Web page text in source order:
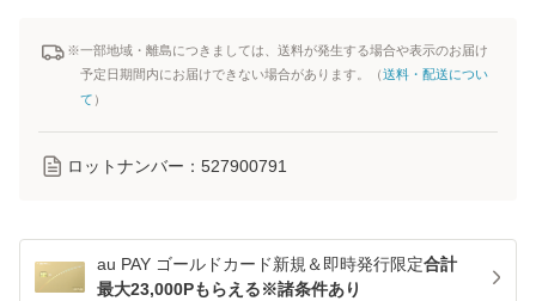
※一部地域・離島につきましては、送料が発生する場合や表示のお届け
予定日期間内にお届けできない場合があります。（送料・配送につい
て ）
ロットナンバー： 527900791
au PAY ゴールドカード新規＆即時発行限定合計
最大23,000Pもらえる※諸条件あり